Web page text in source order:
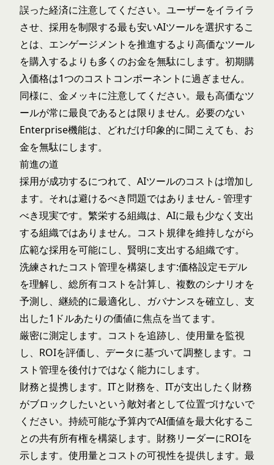
誤った経済に注意してください。ユーザーをイライラ
させ、採用を制限する最も安いAIツールを選択するこ
とは、エンゲージメントを推進するより高価なツール
を購入するよりも多くのお金を無駄にします。初期購
入価格は1つのコストコンポーネントに過ぎません。
同様に、金メッキに注意してください。最も高価なツ
ールが常に最良であるとは限りません。必要のない
Enterprise機能は、どれだけ印象的に聞こえても、お
金を無駄にします。
前進の道
採用が成功するにつれて、AIツールのコストは増加し
ます。それは避けるべき問題ではありません - 管理す
べき現実です。繁栄する組織は、AIに最も少なく支出
する組織ではありません。コスト規律を維持しながら
広範な採用を可能にし、賢明に支出する組織です。
洗練されたコスト管理を構築します:価格設定モデル
を理解し、総所有コストを計算し、複数のシナリオを
予測し、継続的に最適化し、ガバナンスを確立し、支
出した1ドルあたりの価値に焦点を当てます。
厳密に測定します。コストを追跡し、使用量を監視
し、ROIを評価し、データに基づいて調整します。コ
スト管理を後付けではなく能力にします。
財務と提携します。ITと財務を、ITが支出したく財務
がブロックしたいという敵対者として位置づけないで
ください。持続可能な予算内でAI価値を最大化するこ
との共有所有権を構築します。財務リーダーにROIを
示します。使用量とコストの可視性を提供します。最